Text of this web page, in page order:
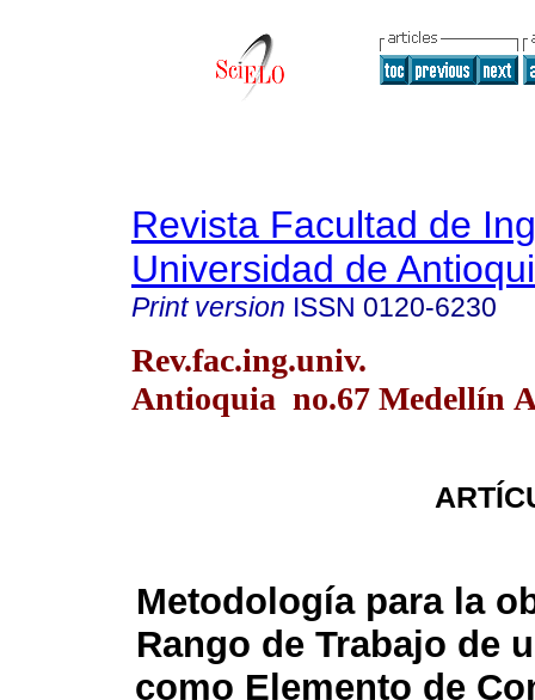
Revista Facultad de
Universidad de
Print version ISSN 0120-6230
Rev.fac.ing.univ.
Antioquia no.67 Medellín
Metodología para la
Rango de Trabajo de
como Elemento de